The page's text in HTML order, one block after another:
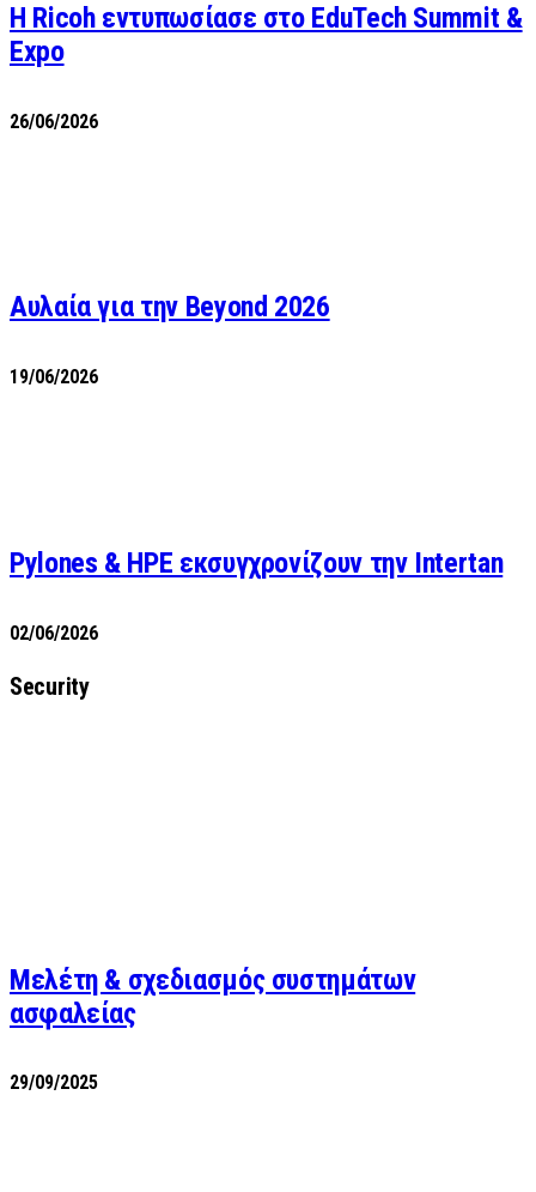
Η Ricoh εντυπωσίασε στο EduTech Summit &
Expo
26/06/2026
Αυλαία για την Beyond 2026
19/06/2026
Pylones & HPE εκσυγχρονίζουν την Intertan
02/06/2026
Security
Μελέτη & σχεδιασμός συστημάτων
ασφαλείας
29/09/2025